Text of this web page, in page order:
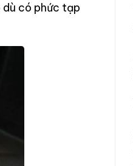
có phức tạp